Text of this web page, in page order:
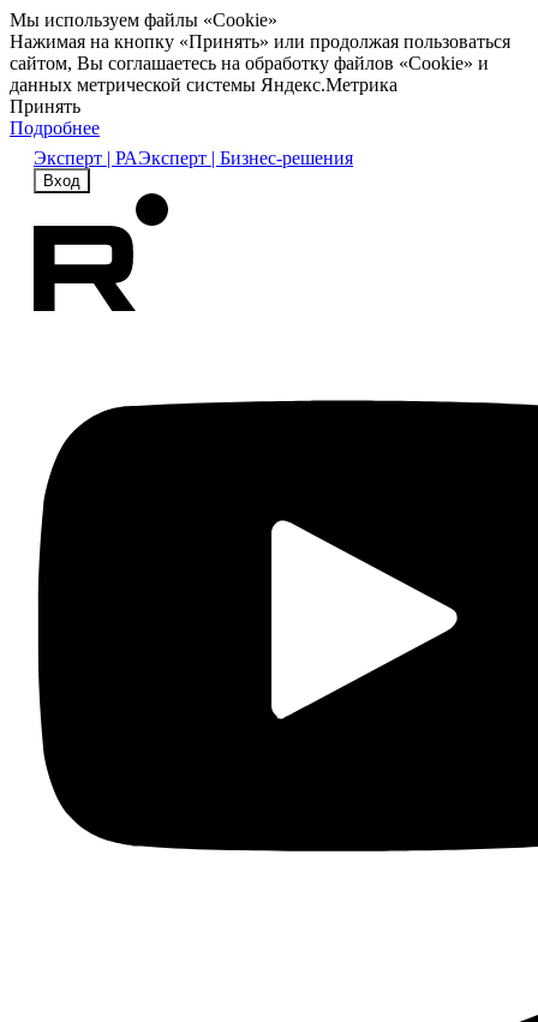
Мы используем файлы «Cookie»
Нажимая на кнопку «Принять» или продолжая пользоваться
сайтом, Вы соглашаетесь на обработку файлов «Cookie» и
данных метрической системы Яндекс.Метрика
Принять
Подробнее
Эксперт | РАЭксперт | Бизнес-решения
Вход